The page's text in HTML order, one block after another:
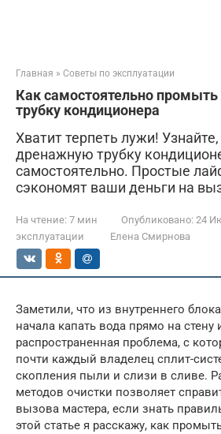
Главная » Советы по эксплуатации
Как самостоятельно
трубку кондиционера
Хватит терпеть лужи!
дренажную трубку
самостоятельно. Простые
сэкономят ваши деньги на
На чтение: 7 мин Опубликовано: 24
эксплуатации
Елена Смирнова
Заметили, что из внутреннего
начала капать вода прямо на стену
распространенная проблема, с
почти каждый владелец сплит-
скопления пыли и слизи в сливе.
методов очистки позволяет
вызова мастера, если знать
этой статье я расскажу, как